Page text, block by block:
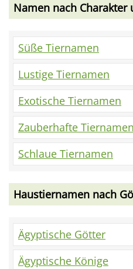
Namen nach Charakter
Süße Tiernamen
Lustige Tiernamen
Exotische Tiernamen
Zauberhafte Tiernamen
Schlaue Tiernamen
Haustiernamen nach
Ägyptische Götter
Ägyptische Könige